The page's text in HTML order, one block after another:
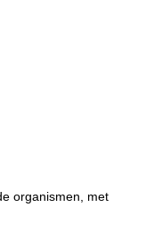
organismen, met